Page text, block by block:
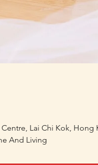
Lai Chi Kok, Hong
And Living